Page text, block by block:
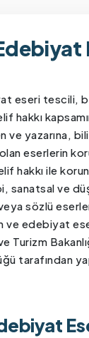
eseri tescili,
hakkı
ve yazarına,
eserlerin
hakkı ile
sanatsal ve
veya sözlü
ve edebiyat
Turizm
tarafından